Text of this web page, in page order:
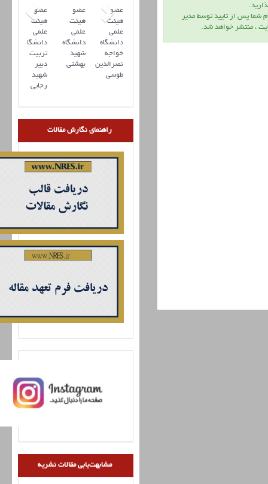
شما پس از تاييد توسط مدير
، منتشر خواهد شد.
عضو
هیئت
علمی
دانشگاه
تربیت
دبیر
شهید
رجایی
عضو
هیئت
علمی
دانشگاه
شهید
بهشتی
عضو
هیئت
علمی
دانشگاه
خواجه
نصرالدین
طوسی
راهنمای نگارش مقالات
مشابهت‌یابی مقالات نشریه